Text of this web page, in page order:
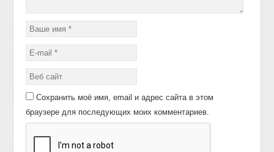
Сохранить моё имя, email и адрес сайта в этом
браузере для последующих моих комментариев.